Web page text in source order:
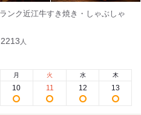
ンク近江牛すき焼き・しゃぶしゃ
2213 人
月
10
火
11
水
12
木
13